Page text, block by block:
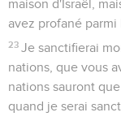
maison d'Israël,
avez profané parmi
23 Je sanctifierai
nations, que vous
nations sauront
quand je serai